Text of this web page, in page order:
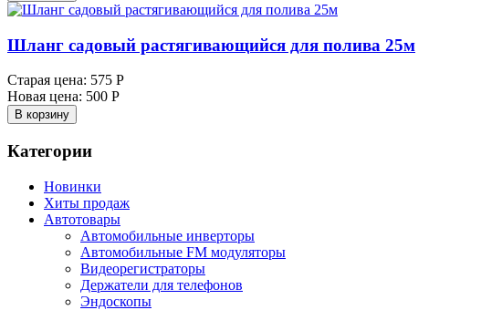
Шланг садовый растягивающийся для полива 25м
Старая цена: 575 Р
Новая цена: 500 Р
В корзину
Категории
Новинки
Хиты продаж
Автотовары
Автомобильные инверторы
Автомобильные FM модуляторы
Видеорегистраторы
Держатели для телефонов
Эндоскопы